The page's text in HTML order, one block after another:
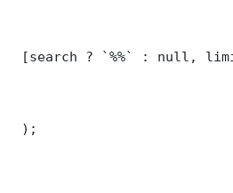
[search ? `%%` : null,
);